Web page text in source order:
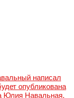
написал
опубликована
Юлия Навальная,